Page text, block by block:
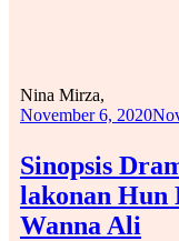
Sinopsis
lakonan Hun
Wanna Ali
Nina Mirza,
November 6, 2020